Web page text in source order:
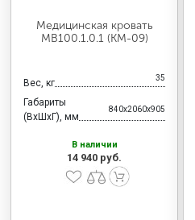
Медицинская кровать
MB100.1.0.1 (KM-09)
Вес, кг 35
Габариты
(ВхШхГ), мм
840x2060x905
В наличии
14 940 руб.